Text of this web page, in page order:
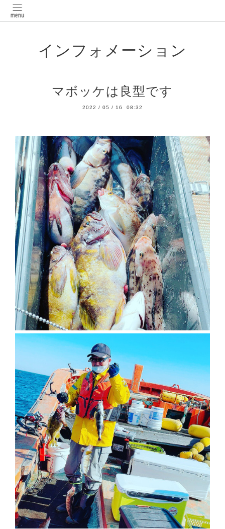
インフォメーション
マボッケは良型です
2022 / 05 / 16 08:32